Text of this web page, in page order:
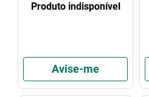
Produto indisponível
Avise-me